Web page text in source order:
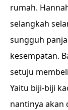
rumah.
selangkah
sungguh
kesempatan.
setuju
Yaitu biji-biji
nantinya akan